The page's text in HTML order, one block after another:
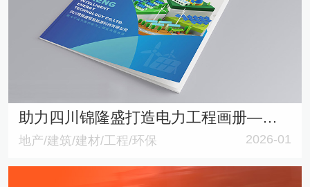
助力四川锦隆盛打造电力工程画册——蓝白灰勾勒能源版图，让案例呈现更有章法
地产/建筑/建材/工程/环保 2026-01